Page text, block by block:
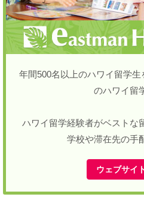
年間500名以上のハワイ留学
のハワイ留
ハワイ留学経験者がベストな
学校や滞在先の手
ウェブサイ